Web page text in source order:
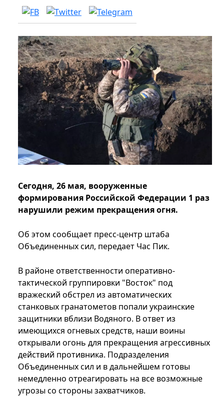
Сегодня, 26 мая, вооруженные
формирования Российской Федерации 1 раз
нарушили режим прекращения огня.
Об этом сообщает пресс-центр штаба
Объединенных сил, передает Час Пик.
В районе ответственности оперативно-
тактической группировки "Восток" под
вражеский обстрел из автоматических
станковых гранатометов попали украинские
защитники вблизи Водяного. В ответ из
имеющихся огневых средств, наши воины
открывали огонь для прекращения агрессивных
действий противника. Подразделения
Объединенных сил и в дальнейшем готовы
немедленно отреагировать на все возможные
угрозы со стороны захватчиков.